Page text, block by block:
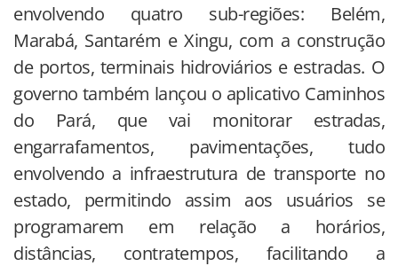
envolvendo quatro sub-regiões: Belém,
Marabá, Santarém e Xingu, com a construção
de portos, terminais hidroviários e estradas. O
governo também lançou o aplicativo Caminhos
do Pará, que vai monitorar estradas,
engarrafamentos, pavimentações, tudo
envolvendo a infraestrutura de transporte no
estado, permitindo assim aos usuários se
programarem em relação a horários,
distâncias, contratempos, facilitando a